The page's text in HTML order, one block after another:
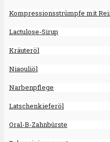
Kompressionsstrümpfe mit
Lactulose-Sirup
Kräuteröl
Niaouliöl
Narbenpflege
Latschenkieferöl
Oral-B-Zahnbürste